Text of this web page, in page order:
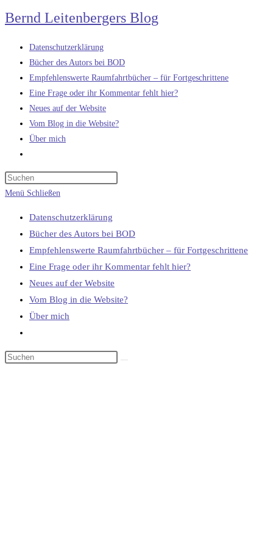
Zum
Inhalt
springen
Bernd Leitenbergers Blog
Datenschutzerklärung
Bücher des Autors bei BOD
Empfehlenswerte Raumfahrtbücher – für Fortgeschrittene
Eine Frage oder ihr Kommentar fehlt hier?
Neues auf der Website
Vom Blog in die Website?
Über mich
umschalten
Menü Schließen
Datenschutzerklärung
Bücher des Autors bei BOD
Empfehlenswerte Raumfahrtbücher – für Fortgeschrittene
Eine Frage oder ihr Kommentar fehlt hier?
Neues auf der Website
Vom Blog in die Website?
Über mich
umschalten